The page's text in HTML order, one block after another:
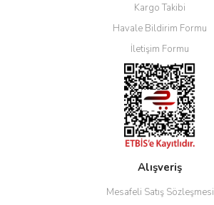
Gönder
Kargo Takibi
Havale Bildirim Formu
İletişim Formu
Alışveriş
Mesafeli Satış Sözleşmesi